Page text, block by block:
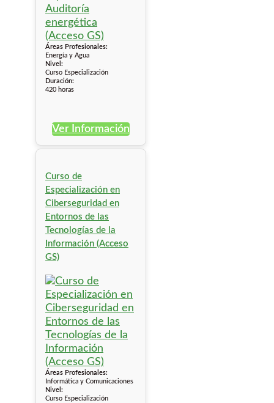
Áreas Profesionales:
Energía y Agua
Nivel:
Curso Especialización
Duración:
420 horas
Ver Información
Curso de
Especialización en
Ciberseguridad en
Entornos de las
Tecnologías de la
Información (Acceso
GS)
Áreas Profesionales:
Informática y Comunicaciones
Nivel:
Curso Especialización